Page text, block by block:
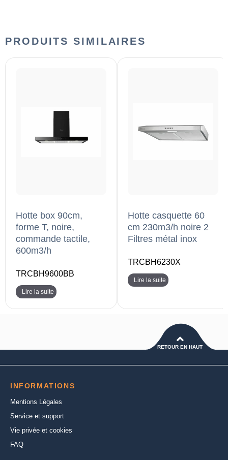
PRODUITS SIMILAIRES
Hotte box 90cm,
forme T, noire,
commande tactile,
600m3/h
TRCBH9600BB
Lire la suite
Hotte casquette 60
cm 230m3/h noire 2
Filtres métal inox
TRCBH6230X
Lire la suite
RETOUR EN HAUT
INFORMATIONS
Mentions Légales
Service et support
Vie privée et cookies
FAQ